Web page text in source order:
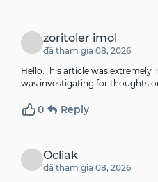
zoritoler imol
đã tham gia 08, 2026
Hello.This article was extremely
was investigating for thoughts
0 Reply
Ocliak
đã tham gia 08, 2026